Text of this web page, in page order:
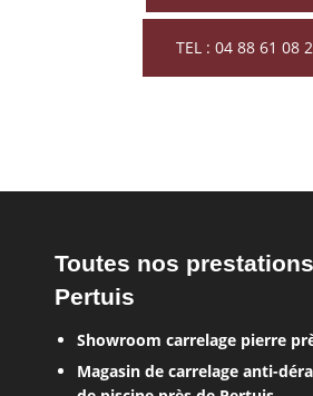
TEL : 04 88 61 08
Toutes nos
Pertuis
Showroom carrelage pierre
Magasin de carrelage anti-